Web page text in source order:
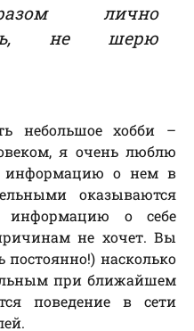
лично
не шерю
небольшое хобби –
я очень люблю
информацию о нем в
оказываются
информацию о себе
не хочет. Вы
постоянно!) насколько
при ближайшем
поведение в сети